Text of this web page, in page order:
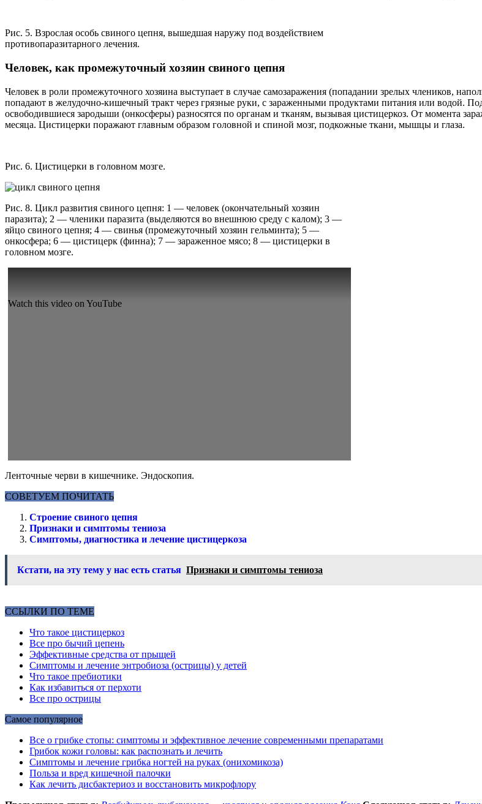
Рис. 5. Взрослая особь свиного цепня, вышедшая наружу под воздействием
противопаразитарного лечения.
Человек, как промежуточный хозяин свиного цепня
Человек в роли промежуточного хозяина выступает в случае самозаражения (попадании зрелых члеников,
попадают в желудочно-кишечный тракт через грязные руки, с зараженными продуктами питания или водой.
освободившиеся зародыши (онкосферы) разносятся по органам и тканям, вызывая цистицеркоз. От момента
месяца. Цистицерки поражают главным образом головной и спиной мозг, подкожные ткани, мышцы и глаза.
Рис. 6. Цистицерки в головном мозге.
Рис. 8. Цикл развития свиного цепня: 1 — человек (окончательный хозяин
паразита); 2 — членики паразита (выделяются во внешнюю среду с калом); 3 —
яйцо свиного цепня; 4 — свинья (промежуточный хозяин гельминта); 5 —
онкосфера; 6 — цистицерк (финна); 7 — зараженное мясо; 8 — цистицерки в
головном мозге.
Watch this video on YouTube
Ленточные черви в кишечнике. Эндоскопия.
СОВЕТУЕМ ПОЧИТАТЬ
Строение свиного цепня
Признаки и симптомы тениоза
Симптомы, диагностика и лечение цистицеркоза
Кстати, на эту тему у нас есть статья Признаки и симптомы тениоза
ССЫЛКИ ПО ТЕМЕ
Что такое цистицеркоз
Все про бычий цепень
Эффективные средства от прыщей
Симптомы и лечение энтробиоза (острицы) у детей
Что такое пребиотики
Как избавиться от перхоти
Все про острицы
Самое популярное
Все о грибке стопы: симптомы и эффективное лечение современными препаратами
Грибок кожи головы: как распознать и лечить
Симптомы и лечение грибка ногтей на руках (онихомикоза)
Польза и вред кишечной палочки
Как лечить дисбактериоз и восстановить микрофлору